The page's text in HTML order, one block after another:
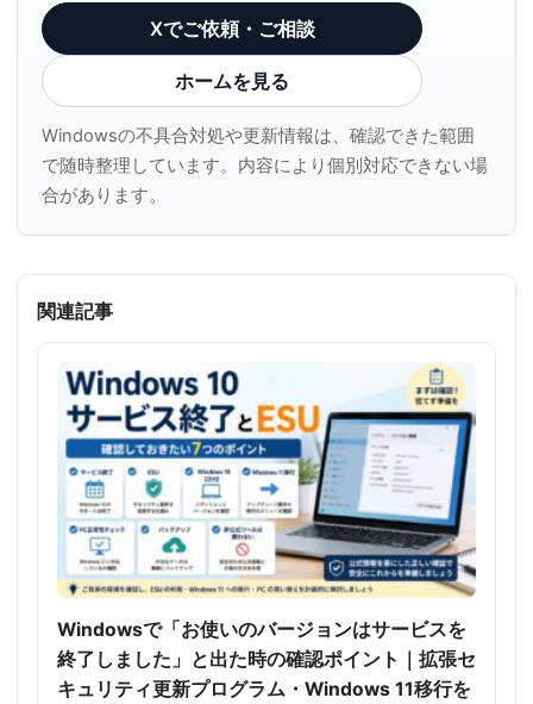
Xでご依頼・ご相談
ホームを見る
Windowsの不具合対処や更新情報は、確認できた範囲
で随時整理しています。内容により個別対応できない場
合があります。
関連記事
Windowsで「お使いのバージョンはサービスを
終了しました」と出た時の確認ポイント｜拡張セ
キュリティ更新プログラム・Windows 11移行を